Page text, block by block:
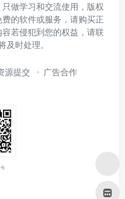
做学习和交流使用，版权
的软件或服务，请购买正
若侵犯到您的权益，请联
及时处理。
源提交 广告合作